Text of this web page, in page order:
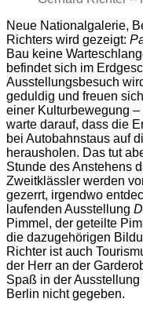
Neue Nationalgalerie,
Richters wird gezeigt:
Bau keine
befindet sich im
Ausstellungsbesuch
geduldig und freuen
einer Kulturbewegung
warte darauf, dass die
bei Autobahnstaus auf
herausholen. Das tut
Stunde des Anstehens
Zweitklässler werden
gezerrt, irgendwo
laufenden Ausstellung
Pimmel, der geteilte
die dazugehörigen
Richter ist auch
der Herr an der
Spaß in der
Berlin nicht gegeben.